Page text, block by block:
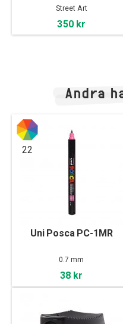
Street Art
350 kr
Andra
22
Uni Posca PC-1MR
0.7 mm
38 kr